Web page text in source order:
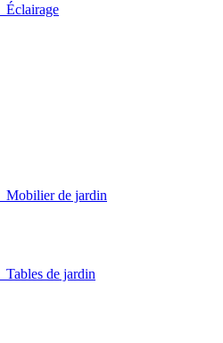
Éclairage
Mobilier de jardin
Tables de jardin